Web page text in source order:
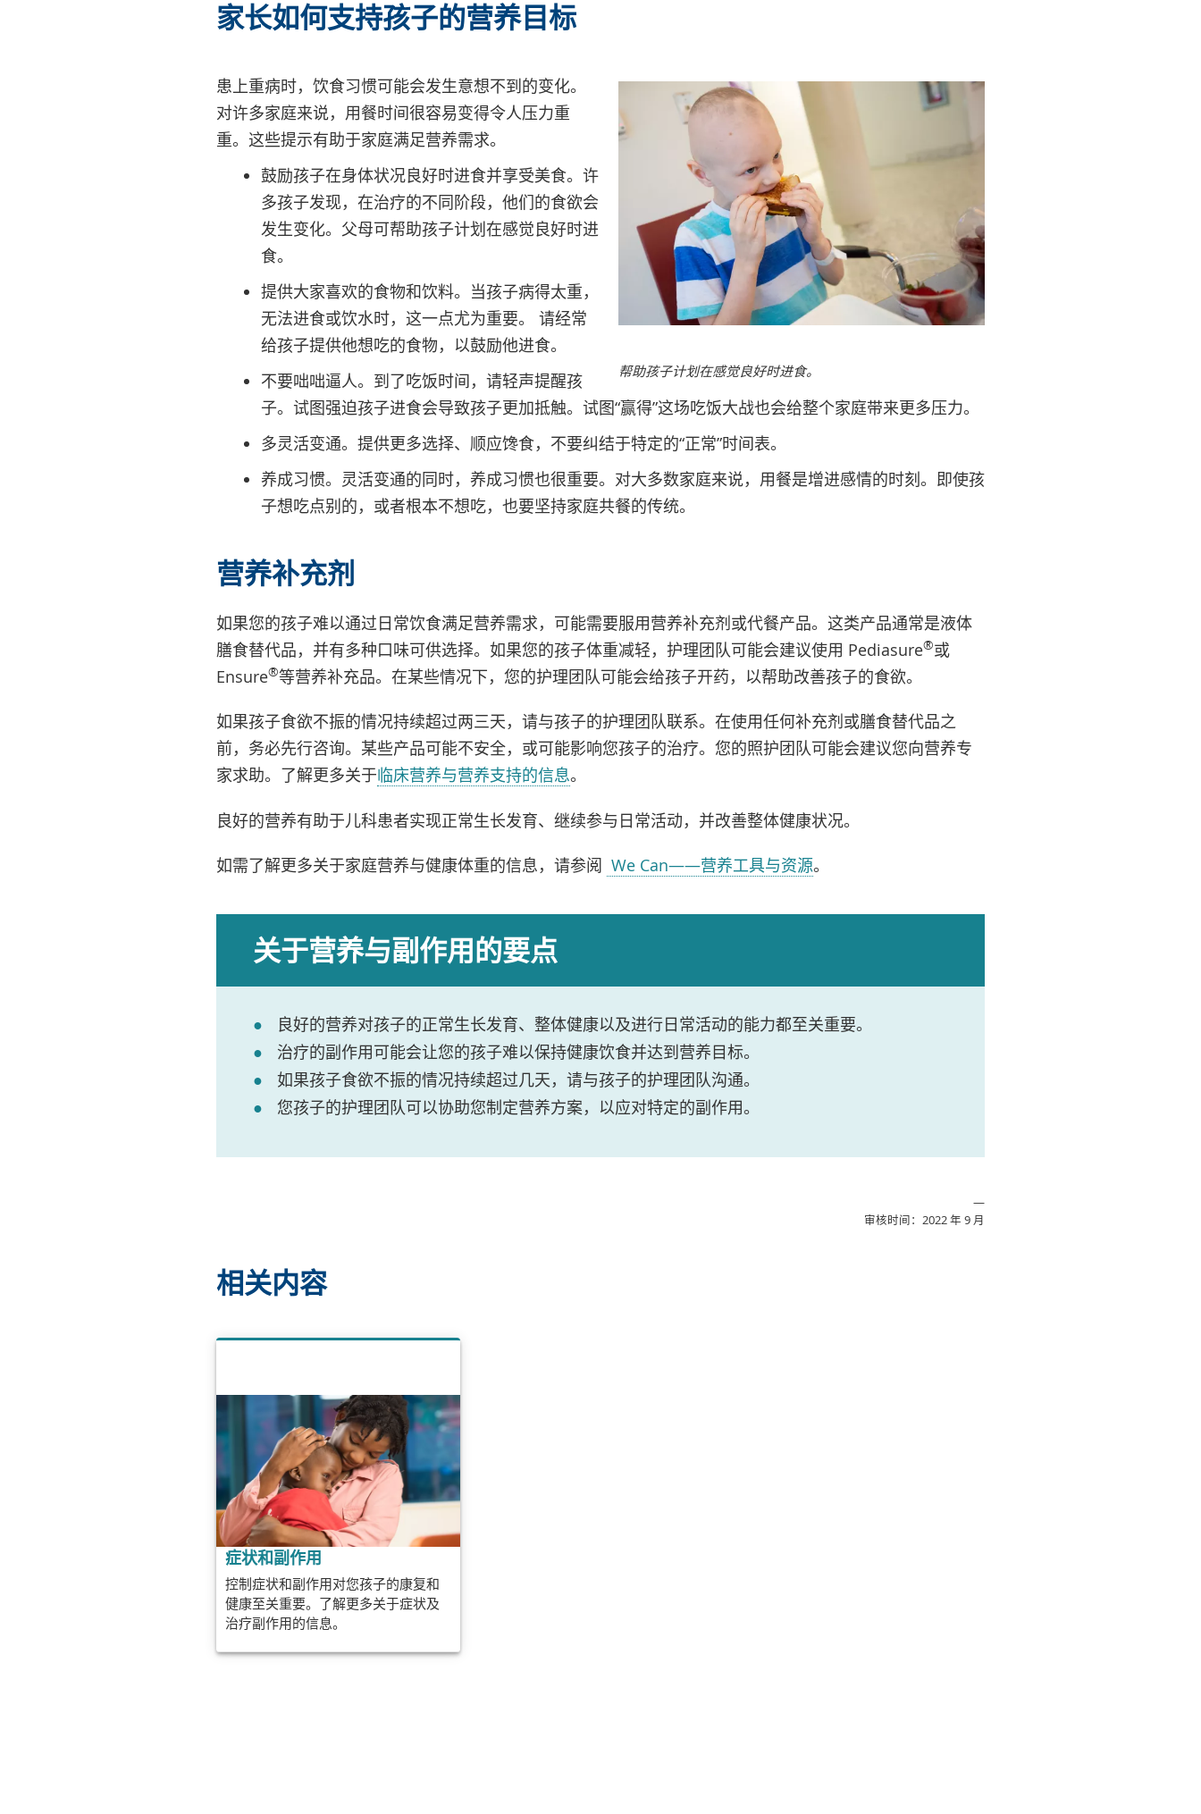
家长如何支持孩子的营养目标
帮助孩子计划在感觉良好时进食。
患上重病时，饮食习惯可能会发生意想不到的变化。
对许多家庭来说，用餐时间很容易变得令人压力重
重。这些提示有助于家庭满足营养需求。
鼓励孩子在身体状况良好时进食并享受美食。许
多孩子发现，在治疗的不同阶段，他们的食欲会
发生变化。父母可帮助孩子计划在感觉良好时进
食。
提供大家喜欢的食物和饮料。当孩子病得太重，
无法进食或饮水时，这一点尤为重要。 请经常
给孩子提供他想吃的食物，以鼓励他进食。
不要咄咄逼人。到了吃饭时间，请轻声提醒孩
子。试图强迫孩子进食会导致孩子更加抵触。试图“赢得”这场吃饭大战也会给整个家庭带来更多压力。
多灵活变通。提供更多选择、顺应馋食，不要纠结于特定的“正常”时间表。
养成习惯。灵活变通的同时，养成习惯也很重要。对大多数家庭来说，用餐是增进感情的时刻。即使孩
子想吃点别的，或者根本不想吃，也要坚持家庭共餐的传统。
营养补充剂
如果您的孩子难以通过日常饮食满足营养需求，可能需要服用营养补充剂或代餐产品。这类产品通常是液体
膳食替代品，并有多种口味可供选择。如果您的孩子体重减轻，护理团队可能会建议使用 Pediasure®或
Ensure®等营养补充品。在某些情况下，您的护理团队可能会给孩子开药，以帮助改善孩子的食欲。
如果孩子食欲不振的情况持续超过两三天，请与孩子的护理团队联系。在使用任何补充剂或膳食替代品之
前，务必先行咨询。某些产品可能不安全，或可能影响您孩子的治疗。您的照护团队可能会建议您向营养专
家求助。了解更多关于临床营养与营养支持的信息。
良好的营养有助于儿科患者实现正常生长发育、继续参与日常活动，并改善整体健康状况。
如需了解更多关于家庭营养与健康体重的信息，请参阅 We Can——营养工具与资源。
关于营养与副作用的要点
良好的营养对孩子的正常生长发育、整体健康以及进行日常活动的能力都至关重要。
治疗的副作用可能会让您的孩子难以保持健康饮食并达到营养目标。
如果孩子食欲不振的情况持续超过几天，请与孩子的护理团队沟通。
您孩子的护理团队可以协助您制定营养方案，以应对特定的副作用。
—
审核时间：2022 年 9 月
相关内容
症状和副作用
控制症状和副作用对您孩子的康复和
健康至关重要。了解更多关于症状及
治疗副作用的信息。